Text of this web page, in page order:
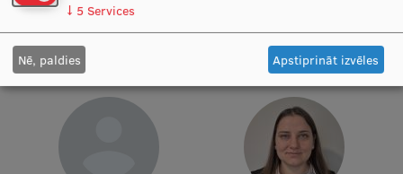
↓ 5 Services
Nē, paldies Apstiprināt izvēles